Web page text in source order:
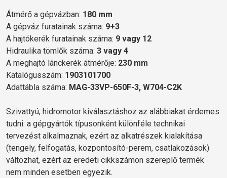
Átmérő a gépvázban: 180 mm
A gépváz furatainak száma: 9+3
A hajtókerék furatainak száma: 9 vagy 12
Hidraulika tömlők száma: 3 vagy 4
A meghajtó lánckerék átmérője: 230 mm
Katalógusszám: 1903101700
Adattábla száma: MAG-33VP-650F-3, W704-C2K
Szivattyú, hidromotor kiválasztáshoz az alábbiakat érdemes
tudni: a gépgyártók típusonként különféle technikai
tervezést alkalmaznak, ezért az alkatrészek kialakítása
(tengely, felfogatás, központosító-perem, csatlakozások)
változhat, ezért az eredeti cikkszámon szereplő termék
nem minden esetben egyezik.